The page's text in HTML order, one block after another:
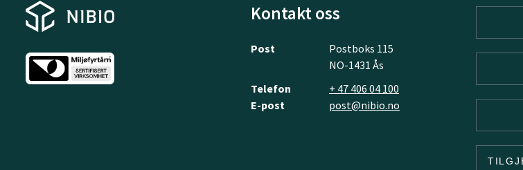
Kontakt oss
Post
Postboks 115
NO-1431 Ås
Telefon
+ 47 406 04 100
E-post
post@nibio.no